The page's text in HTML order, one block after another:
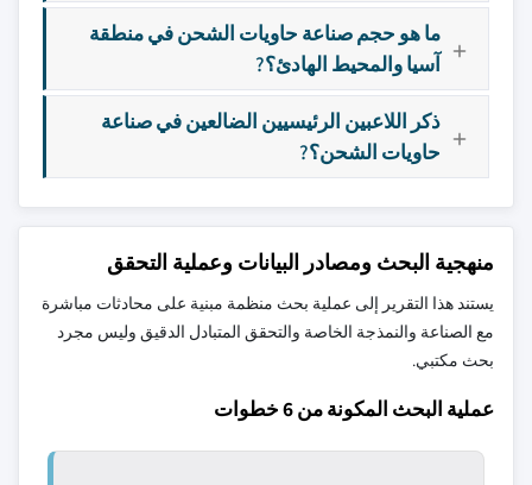
ما هو حجم صناعة حاويات الشحن في منطقة
آسيا والمحيط الهادئ؟?
ذكر اللاعبين الرئيسيين الضالعين في صناعة
حاويات الشحن؟?
منهجية البحث ومصادر البيانات وعملية التحقق
يستند هذا التقرير إلى عملية بحث منظمة مبنية على محادثات مباشرة
مع الصناعة والنمذجة الخاصة والتحقق المتبادل الدقيق وليس مجرد
بحث مكتبي.
عملية البحث المكونة من 6 خطوات